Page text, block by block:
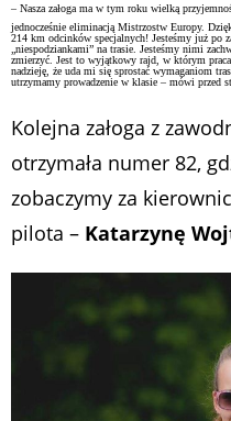
– Nasza załoga ma w tym roku wielką
jednocześnie eliminacją Mistrzostw Europy.
214 km odcinków specjalnych! Jesteśmy już po
„niespodziankami” na trasie. Jesteśmy nimi
zmierzyć. Jest to wyjątkowy rajd, w którym
nadzieję, że uda mi się sprostać wymaganiom
utrzymamy prowadzenie w klasie – mówi przed
Kolejna załoga z
otrzymała numer 82,
zobaczymy za
pilota – Katarzynę